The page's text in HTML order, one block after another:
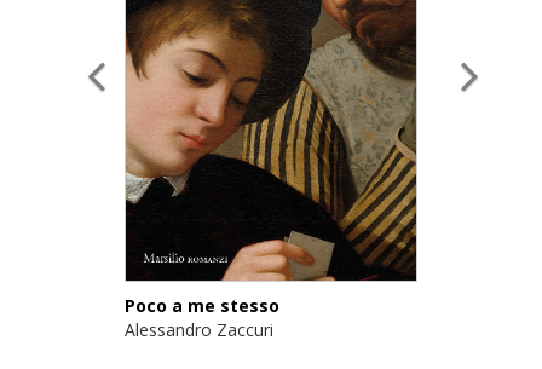
Poco a me stesso
Alessandro Zaccuri